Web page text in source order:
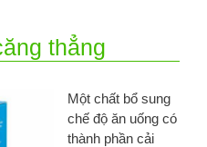
thẳng
Một chất bổ sung
chế độ ăn uống có
thành phần cải